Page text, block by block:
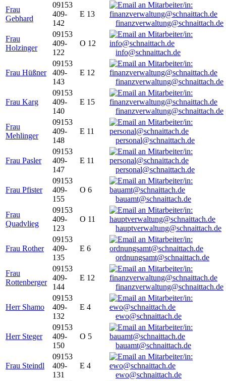
Frau
Gebhard
09153
409-
142
E 13
finanzverwaltung@schnaittach.de
Frau
Holzinger
09153
409-
122
O 12
info@schnaittach.de
Frau Hüßner
09153
409-
143
E 12
finanzverwaltung@schnaittach.de
Frau Karg
09153
409-
140
E 15
finanzverwaltung@schnaittach.de
Frau
Mehlinger
09153
409-
148
E 11
personal@schnaittach.de
Frau Pasler
09153
409-
147
E 11
personal@schnaittach.de
Frau Pfister
09153
409-
155
O 6
bauamt@schnaittach.de
Frau
Quadvlieg
09153
409-
123
O 11
hauptverwaltung@schnaittach.de
Frau Rother
09153
409-
135
E 6
ordnungsamt@schnaittach.de
Frau
Rottenberger
09153
409-
144
E 12
finanzverwaltung@schnaittach.de
Herr Shamo
09153
409-
132
E 4
ewo@schnaittach.de
Herr Steger
09153
409-
150
O 5
bauamt@schnaittach.de
Frau Steindl
09153
409-
131
E 4
ewo@schnaittach.de